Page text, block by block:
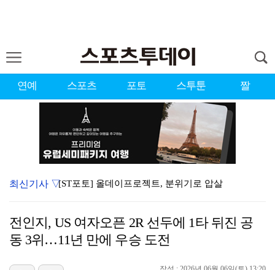
연예 스포츠 포토 스투툰 짤
[ST포토] 올데이프로젝트, 분위기로 압살
'슈팅 0회' 손흥민, 리그스컵 톨루카전 평점 6.6……
최신기사 ▽
전인지, US 여자오픈 2R 선두에 1타 뒤진 공
동 3위…11년 만에 우승 도전